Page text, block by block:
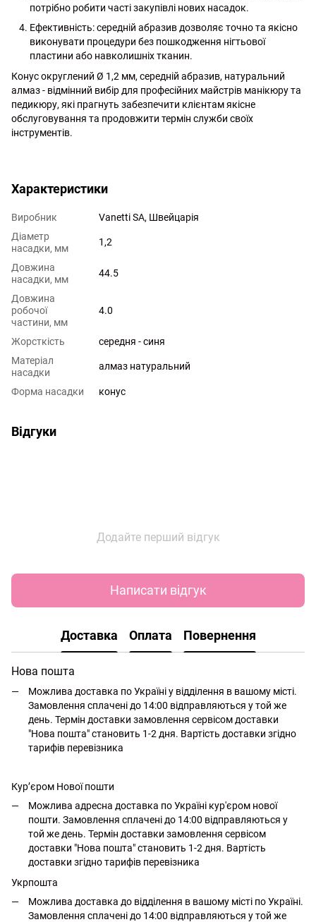
потрібно робити часті закупівлі нових насадок.
Ефективність: середній абразив дозволяє точно та якісно
виконувати процедури без пошкодження нігтьової
пластини або навколишніх тканин.
Конус округлений Ø 1,2 мм, середній абразив, натуральний
алмаз - відмінний вибір для професійних майстрів манікюру та
педикюру, які прагнуть забезпечити клієнтам якісне
обслуговування та продовжити термін служби своїх
інструментів.
Характеристики
Виробник
Vanetti SA, Швейцарія
Діаметр
насадки, мм
1,2
Довжина
насадки, мм
44.5
Довжина
робочої
частини, мм
4.0
Жорсткість
середня - синя
Матеріал
насадки
алмаз натуральний
Форма насадки конус
Відгуки
Додайте перший відгук
Написати відгук
Доставка Оплата Повернення
Нова пошта
Можлива доставка по Україні у відділення в вашому місті.
Замовлення сплачені до 14:00 відправляються у той же
день. Термін доставки замовлення сервісом доставки
"Нова пошта" становить 1-2 дня. Вартість доставки згідно
тарифів перевізника
Кур’єром Нової пошти
Можлива адресна доставка по Україні кур'єром нової
пошти. Замовлення сплачені до 14:00 відправляються у
той же день. Термін доставки замовлення сервісом
доставки "Нова пошта" становить 1-2 дня. Вартість
доставки згідно тарифів перевізника
Укрпошта
Можлива доставка до відділення в вашому місті по Україні.
Замовлення сплачені до 14:00 відправляються у той же